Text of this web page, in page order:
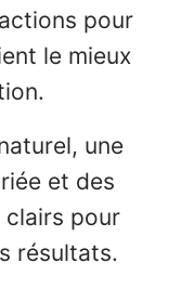
pour
le mieux
une
et des
clairs pour
résultats.